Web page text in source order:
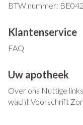
BTW nummer:
Klantenservice
FAQ
Uw apotheek
Over ons Nuttige links
wachtVoorschrift